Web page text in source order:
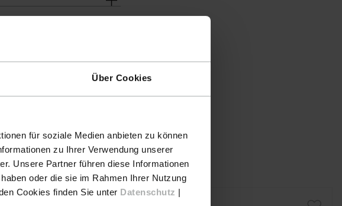
Über Cookies
für soziale Medien anbieten zu können
zu Ihrer Verwendung unserer
Unsere Partner führen diese Informationen
oder die sie im Rahmen Ihrer Nutzung
Cookies finden Sie unter Datenschutz |